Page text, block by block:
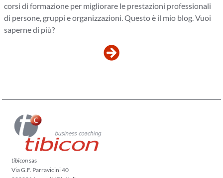
corsi di formazione per migliorare le prestazioni professionali
di persone, gruppi e organizzazioni. Questo è il mio blog. Vuoi
saperne di più?
tibiconsas
Via G.F. Parravicini 40